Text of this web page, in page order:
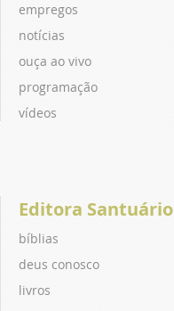
empregos
notícias
ouça ao vivo
programação
vídeos
Editora Santuário
bíblias
deus conosco
livros